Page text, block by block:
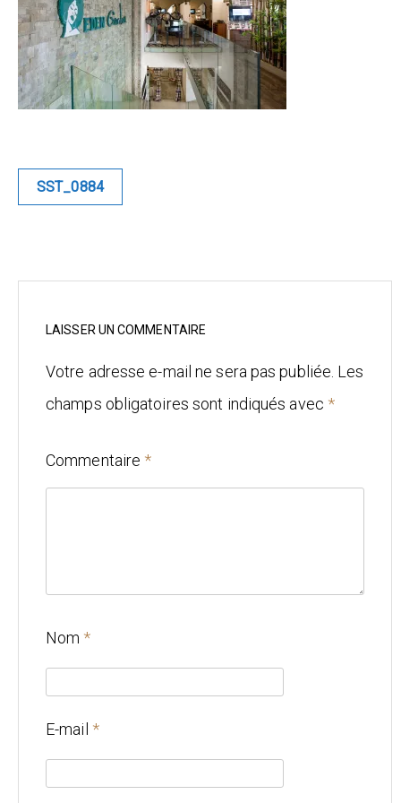
Blue
Equilibre
Renaissance
Sunustreet
Fashion
Culinaire
Industrielle
Mariage
Architecture
Navigation
SST_0884
LAISSER UN COMMENTAIRE
Votre adresse e-mail ne sera pas publiée. Les
champs obligatoires sont indiqués avec *
Commentaire *
Nom *
E-mail *